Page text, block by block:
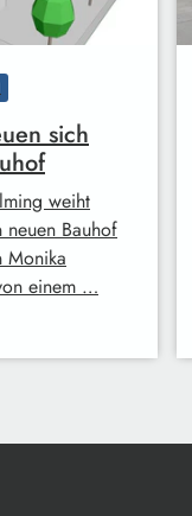
sich
weiht
Bauhof
Monika
einem …